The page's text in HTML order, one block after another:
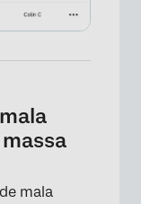
mala